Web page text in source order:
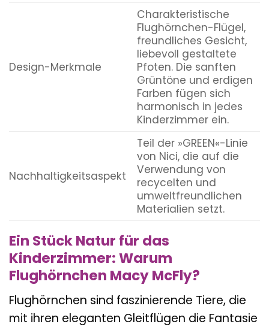
Design-Merkmale
Charakteristische
Flughörnchen-Flügel,
freundliches Gesicht,
liebevoll gestaltete
Pfoten. Die sanften
Grüntöne und erdigen
Farben fügen sich
harmonisch in jedes
Kinderzimmer ein.
Nachhaltigkeitsaspekt
Teil der »GREEN«-Linie
von Nici, die auf die
Verwendung von
recycelten und
umweltfreundlichen
Materialien setzt.
Ein Stück Natur für das
Kinderzimmer: Warum
Flughörnchen Macy McFly?
Flughörnchen sind faszinierende Tiere, die
mit ihren eleganten Gleitflügen die Fantasie